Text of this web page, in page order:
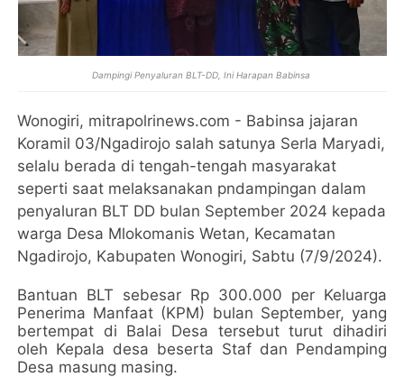
Dampingi Penyaluran BLT-DD, Ini Harapan Babinsa
Wonogiri, mitrapolrinews.com - Babinsa jajaran
Koramil 03/Ngadirojo salah satunya Serla Maryadi,
selalu berada di tengah-tengah masyarakat
seperti saat melaksanakan pndampingan dalam
penyaluran BLT DD bulan September 2024 kepada
warga Desa Mlokomanis Wetan, Kecamatan
Ngadirojo, Kabupaten Wonogiri, Sabtu (7/9/2024).
Bantuan BLT sebesar Rp 300.000 per Keluarga
Penerima Manfaat (KPM) bulan September, yang
bertempat di Balai Desa tersebut turut dihadiri
oleh Kepala desa beserta Staf dan Pendamping
Desa masung masing.